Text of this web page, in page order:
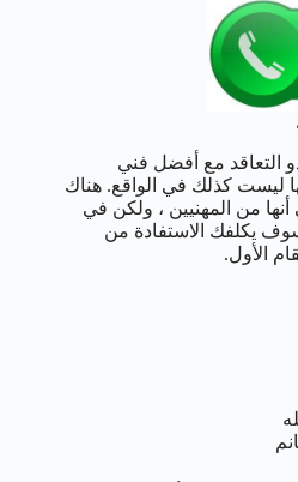
التعاقد مع أفضل فني
ليست كذلك في الواقع. هناك
من المهنيين ، ولكن في
يكلفك الاستفادة من
الأول.